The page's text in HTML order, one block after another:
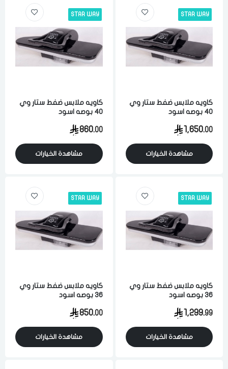
STAR WAY
كاويه ملابس ضفط ستار وي
40 بوصه اسود
1,650.00
مشاهدة الخيارات
STAR WAY
كاويه ملابس ضفط ستار وي
40 بوصه اسود
860.00
مشاهدة الخيارات
STAR WAY
كاويه ملابس ضفط ستار وي
36 بوصه اسود
1,299.99
مشاهدة الخيارات
STAR WAY
كاويه ملابس ضفط ستار وي
36 بوصه اسود
850.00
مشاهدة الخيارات